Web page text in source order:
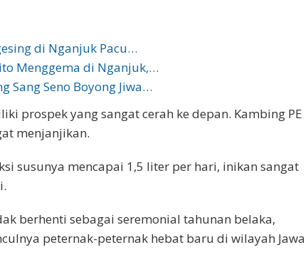
di Nganjuk Pacu…
Menggema di Nganjuk,…
Sang Seno Boyong Jiwa…
prospek yang sangat cerah ke depan. Kambing PE
menjanjikan.
susunya mencapai 1,5 liter per hari, inikan sangat
berhenti sebagai seremonial tahunan belaka,
peternak-peternak hebat baru di wilayah Jawa